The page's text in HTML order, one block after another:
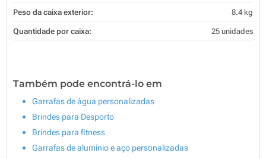
Peso da caixa exterior: 8.4 kg
Quantidade por caixa: 25 unidades
Também pode encontrá-lo em
Garrafas de água personalizadas
Brindes para Desporto
Brindes para fitness
Garrafas de alumínio e aço personalizadas